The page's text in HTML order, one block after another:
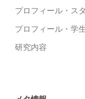
プロフィール・ス
プロフィール・学
研究内容